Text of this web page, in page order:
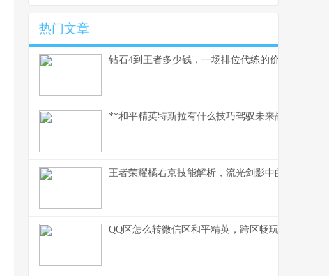
热门文章
钻石4到王者多少钱，一场排位代练的价格迷思，
**和平精英特斯拉有什么技巧驾驭未来战场的磁暴
王者荣耀橘右京技能解析，流光剑影中的刺客艺
QQ区怎么转微信区和平精英，跨区畅玩全指南，